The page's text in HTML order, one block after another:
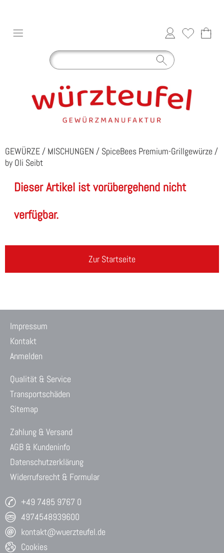
GEWÜRZE / MISCHUNGEN / SpiceBees Premium-Grillgewürze /
by Oli Seibt
Dieser Artikel ist vorübergehend nicht
verfügbar.
Zur Startseite
Impressum
Kontakt
Anmelden
Qualität & Service
Transportschäden
Sitemap
Zahlung & Versand
AGB & Kundeninfo
Datenschutzerklärung
Widerrufsrecht & Formular
+49 7485 9767 0
4974548939600
kontakt@wuerzteufel.de
Cookies